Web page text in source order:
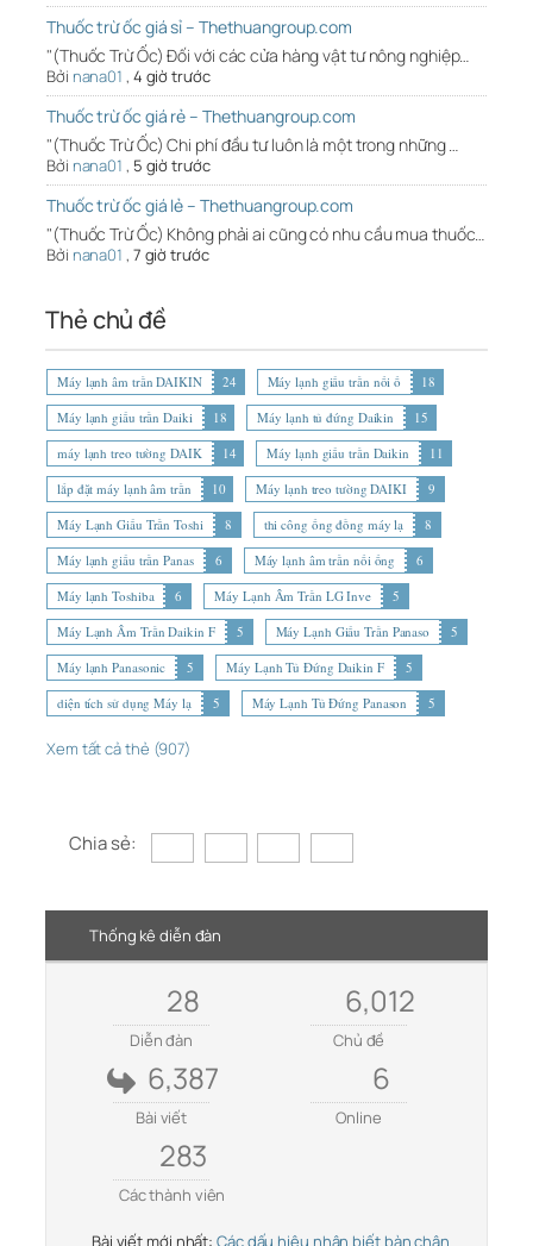
Thuốc trừ ốc giá sỉ – Thethuangroup.com
"(Thuốc Trừ Ốc) Đối với các cửa hàng vật tư nông nghiệp…
Bởi nana01 , 4 giờ trước
Thuốc trừ ốc giá rẻ – Thethuangroup.com
"(Thuốc Trừ Ốc) Chi phí đầu tư luôn là một trong những …
Bởi nana01 , 5 giờ trước
Thuốc trừ ốc giá lẻ – Thethuangroup.com
"(Thuốc Trừ Ốc) Không phải ai cũng có nhu cầu mua thuốc…
Bởi nana01 , 7 giờ trước
Thẻ chủ đề
Máy lạnh âm trần DAIKIN 24 Máy lạnh giấu trần nối ố
18
Máy lạnh giấu trần Daiki
18 Máy lạnh tủ đứng Daikin
15
máy lạnh treo tường DAIK
14 Máy lạnh giấu trần Daikin
11
lắp đặt máy lạnh âm trần
10 Máy lạnh treo tường DAIKI
9
Máy Lạnh Giấu Trần Toshi
8 thi công ống đồng máy lạ
8
Máy lạnh giấu trần Panas
6 Máy lạnh âm trần nối ống
6
Máy lạnh Toshiba
6 Máy Lạnh Âm Trần LG Inve
5
Máy Lạnh Âm Trần Daikin F
5 Máy Lạnh Giấu Trần Panaso
5
Máy lạnh Panasonic
5 Máy Lạnh Tủ Đứng Daikin F
5
diện tích sử dụng Máy lạ
5 Máy Lạnh Tủ Đứng Panason 5
Xem tất cả thẻ (907)
Chia sẻ:
Thống kê diễn đàn
28
Diễn đàn
6,012
Chủ đề
6,387
Bài viết
6
Online
283
Các thành viên
Bài viết mới nhất: Các dấu hiệu nhận biết bàn chân